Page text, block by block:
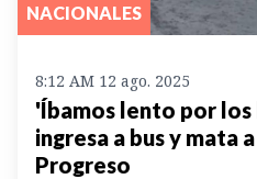
NACIONALES
8:12 AM 12 ago. 2025
'Íbamos lento por los
ingresa a bus y mata
Progreso